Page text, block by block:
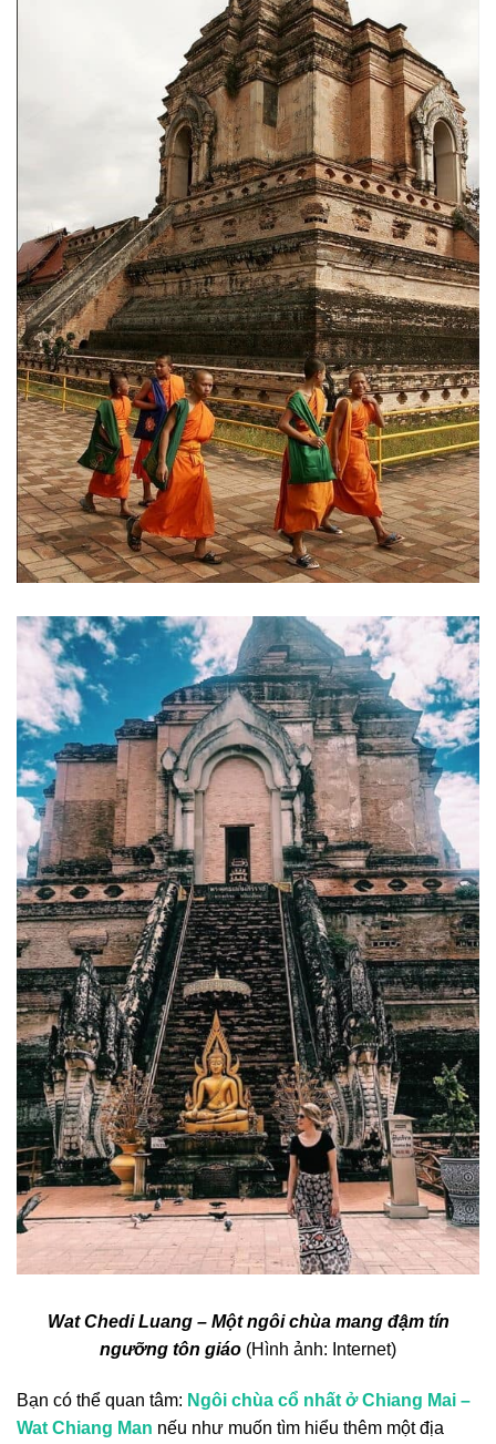
Wat Chedi Luang – Một ngôi chùa mang đậm tín
ngưỡng tôn giáo (Hình ảnh: Internet)
Bạn có thể quan tâm: Ngôi chùa cổ nhất ở Chiang Mai –
Wat Chiang Man nếu như muốn tìm hiểu thêm một địa